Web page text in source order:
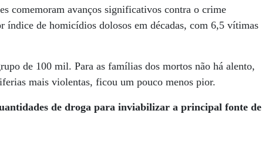
comemoram avanços significativos contra o crime
índice de homicídios dolosos em décadas, com 6,5 vítimas
de 100 mil. Para as famílias dos mortos não há alento,
mais violentas, ficou um pouco menos pior.
de droga para inviabilizara principal fonte de